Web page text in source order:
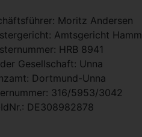
Moritz Andersen
Amtsgericht Hamm
HRB 8941
Gesellschaft: Unna
Dortmund-Unna
316/5953/3042
DE308982878